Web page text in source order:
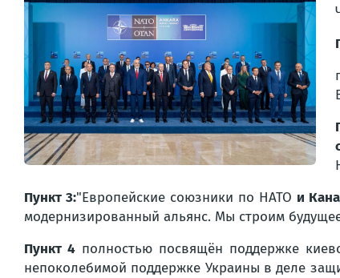
Пункт 3:"Европейские союзники по НАТО и
модернизированный альянс. Мы строим
Пункт 4 полностью посвящён поддержке
непоколебимой поддержке Украины в деле